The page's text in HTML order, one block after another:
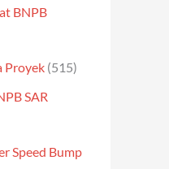
BNPB
Proyek (515)
SAR
Speed Bump